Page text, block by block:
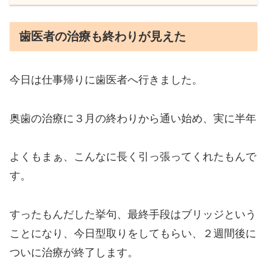
歯医者の治療も終わりが見えた
今日は仕事帰りに歯医者へ行きました。
奥歯の治療に３月の終わりから通い始め、実に半年
よくもまぁ、こんなに長く引っ張ってくれたもんで
す。
すったもんだした挙句、最終手段はブリッジという
ことになり、今日型取りをしてもらい、２週間後に
ついに治療が終了します。